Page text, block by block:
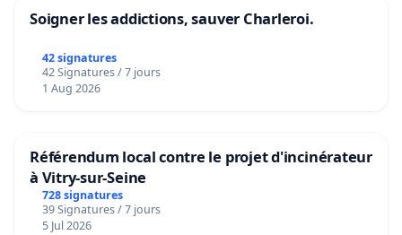
Soigner les addictions, sauver Charleroi.
42 signatures
42 Signatures / 7 jours
1 Aug 2026
Référendum local contre le projet d'incinérateur
à Vitry-sur-Seine
728 signatures
39 Signatures / 7 jours
5 Jul 2026